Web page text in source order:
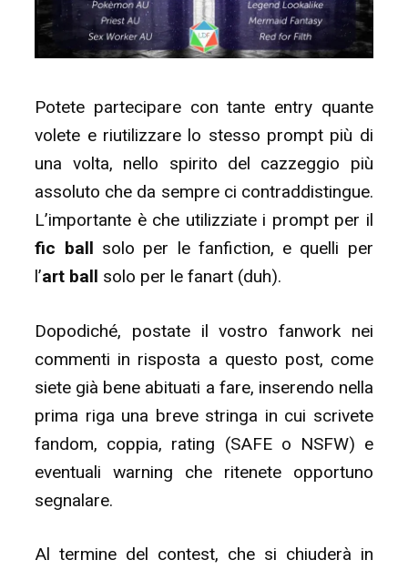
Potete partecipare con tante entry quante
volete e riutilizzare lo stesso prompt più di
una volta, nello spirito del cazzeggio più
assoluto che da sempre ci contraddistingue.
L’importante è che utilizziate i prompt per il
fic ball solo per le fanfiction, e quelli per
l’art ball solo per le fanart (duh).
Dopodiché, postate il vostro fanwork nei
commenti in risposta a questo post, come
siete già bene abituati a fare, inserendo nella
prima riga una breve stringa in cui scrivete
fandom, coppia, rating (SAFE o NSFW) e
eventuali warning che ritenete opportuno
segnalare.
Al termine del contest, che si chiuderà in